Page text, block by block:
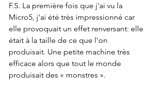
F.S. La première fois que j'ai vu la
Micro5, j'ai été très impressionné car
elle provoquait un effet renversant: elle
était à la taille de ce que l'on
produisait. Une petite machine très
efficace alors que tout le monde
produisait des « monstres ».